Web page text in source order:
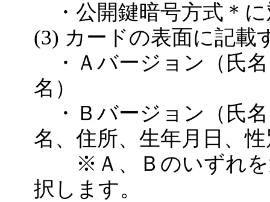
・公開鍵暗号方式＊
(3) カードの表面に記載
・Ａバージョン（氏
名）
・Ｂバージョン（氏
名、住所、生年月日、
※Ａ、Ｂのいずれを
択します。